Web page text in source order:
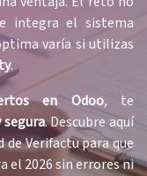
integra el sistema
varía si utilizas
.
en Odoo, te
segura. Descubre aquí
Verifactu para que
el 2026 sin errores ni